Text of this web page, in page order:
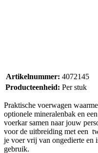
Artikelnummer: 4072145
Producteenheid: Per stuk
Praktische voerwagen
optionele mineralenbak en
voerkar samen naar jouw
voor de uitbreiding met een
je voer vrij van ongedierte en
gebruik.